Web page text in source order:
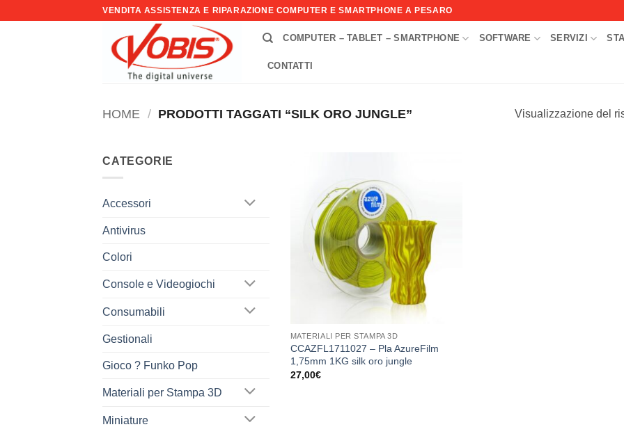
VENDITA ASSISTENZA E RIPARAZIONE COMPUTER E SMARTPHONE A PESARO
COMPUTER – TABLET – SMARTPHONE SOFTWARE SERVIZI
CONTATTI
HOME / PRODOTTI TAGGATI “SILK ORO JUNGLE” Visualizzazione del
CATEGORIE
Accessori
Antivirus
Colori
Console e Videogiochi
Consumabili
Gestionali
Gioco ? Funko Pop
Materiali per Stampa 3D
Miniature
desideri
MATERIALI PER STAMPA 3D
CCAZFL1711027 – Pla AzureFilm
1,75mm 1KG silk oro jungle
27,00€